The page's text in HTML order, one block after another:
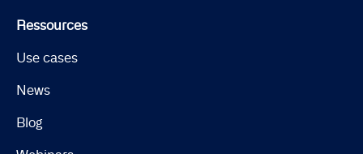
Ressources
Use cases
News
Blog